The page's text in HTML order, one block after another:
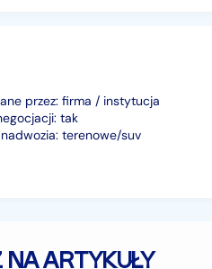
przez: firma / instytucja
tak
terenowe/suv
NA ARTYKUŁY